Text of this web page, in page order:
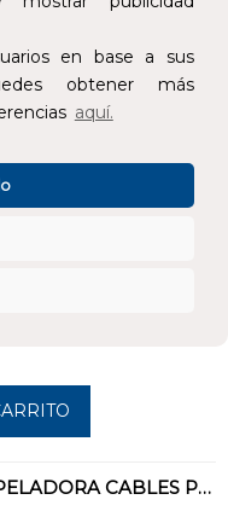
en base a sus
obtener más
aquí.
el proceso de
y los
MALETÍN PARA PELADORA CABLES P20